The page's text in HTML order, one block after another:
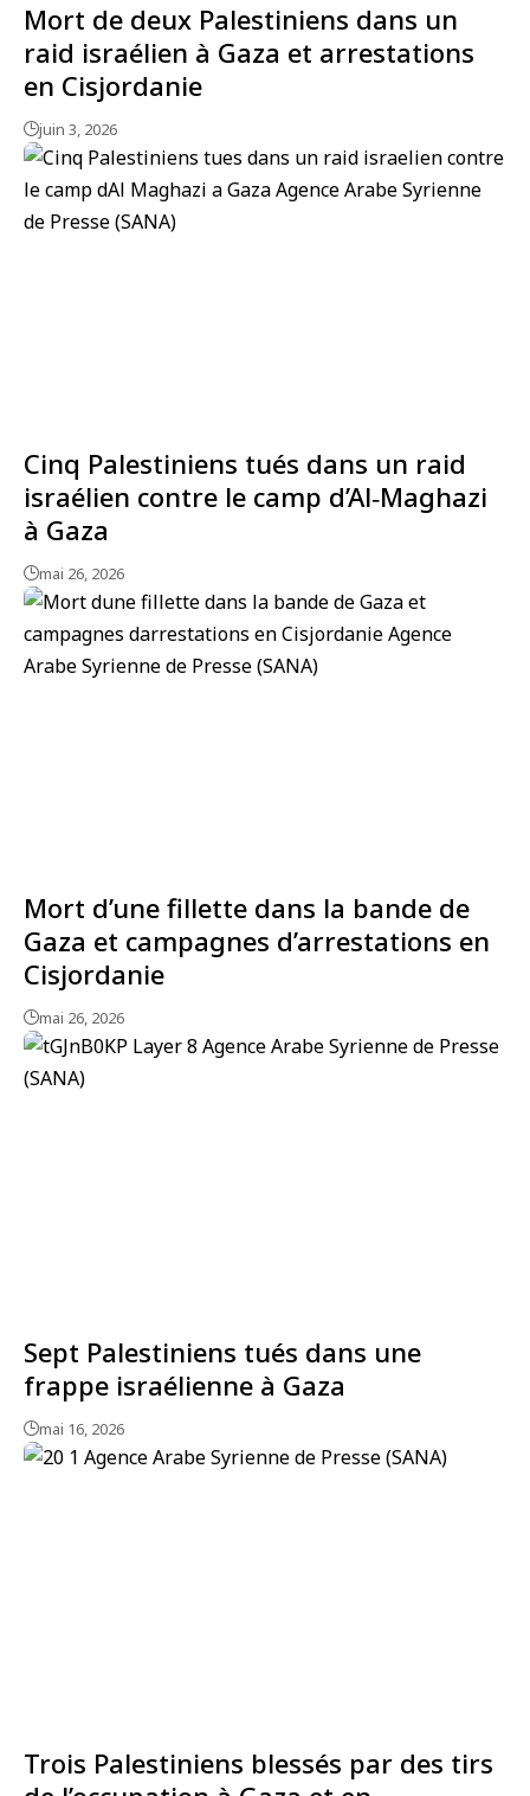
Mort de deux Palestiniens dans un
raid israélien à Gaza et arrestations
en Cisjordanie
juin 3, 2026
Cinq Palestiniens tués dans un raid
israélien contre le camp d’Al‑Maghazi
à Gaza
mai 26, 2026
Mort d’une fillette dans la bande de
Gaza et campagnes d’arrestations en
Cisjordanie
mai 26, 2026
Sept Palestiniens tués dans une
frappe israélienne à Gaza
mai 16, 2026
Trois Palestiniens blessés par des tirs